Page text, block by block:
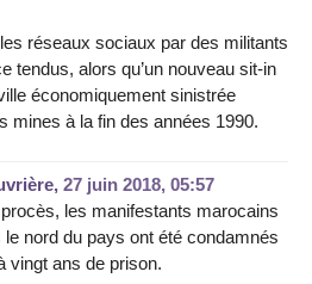
réseaux sociaux par des militants
tendus, alors qu’un nouveau sit-in
économiquement sinistrée
mines à la fin des années 1990.
27 juin 2018, 05:57
les manifestants marocains
nord du pays ont été condamnés
vingt ans de prison.